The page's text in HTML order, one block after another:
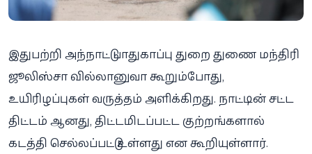
இதுபற்றி அந்நாட்டு பாதுகாப்பு துறை துணை மந்திரி
ஜூலிஸ்சா வில்லானுவா கூறும்போது,
உயிரிழப்புகள் வருத்தம் அளிக்கிறது. நாட்டின் சட்ட
திட்டம் ஆனது, திட்டமிடப்பட்ட குற்றங்களால்
கடத்தி செல்லப்பட்டு உள்ளது என கூறியுள்ளார்.